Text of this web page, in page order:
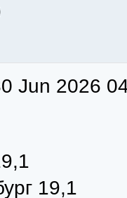
Jun 2026
19,1